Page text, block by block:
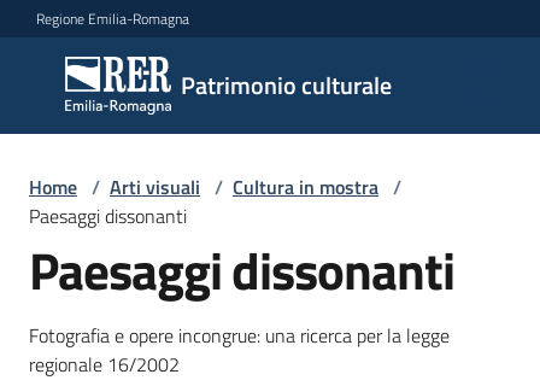
Vai al contenuto
Vai alla navigazione
Vai al footer
Regione Emilia-Romagna
Patrimonio culturale
Patrimonio
culturale
Argomenti
Home / Arti visuali / Cultura in mostra /
Paesaggi dissonanti
Paesaggi dissonanti
Fotografia e opere incongrue: una ricerca per la legge
regionale 16/2002